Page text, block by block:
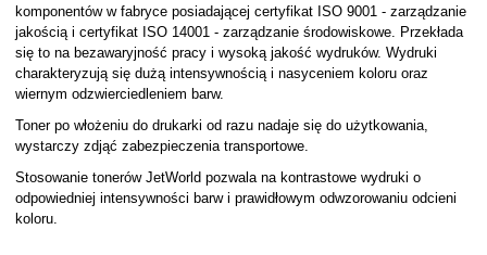
komponentów w fabryce posiadającej certyfikat ISO 9001 - zarządzanie
jakością i certyfikat ISO 14001 - zarządzanie środowiskowe. Przekłada
się to na bezawaryjność pracy i wysoką jakość wydruków. Wydruki
charakteryzują się dużą intensywnością i nasyceniem koloru oraz
wiernym odzwierciedleniem barw.
Toner po włożeniu do drukarki od razu nadaje się do użytkowania,
wystarczy zdjąć zabezpieczenia transportowe.
Stosowanie tonerów JetWorld pozwala na kontrastowe wydruki o
odpowiedniej intensywności barw i prawidłowym odwzorowaniu odcieni
koloru.